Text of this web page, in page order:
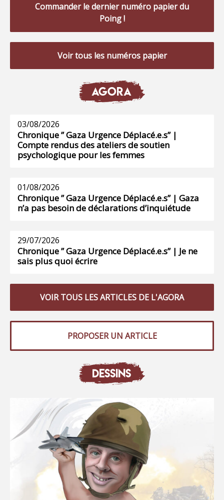
Commander le dernier numéro papier du
Poing !
Voir tous les numéros papier
AGORA
03/08/2026
Chronique ” Gaza Urgence Déplacé.e.s” |
Compte rendus des ateliers de soutien
psychologique pour les femmes
01/08/2026
Chronique ” Gaza Urgence Déplacé.e.s” | Gaza
n’a pas besoin de déclarations d’inquiétude
29/07/2026
Chronique ” Gaza Urgence Déplacé.e.s” | Je ne
sais plus quoi écrire
VOIR TOUS LES ARTICLES DE L'AGORA
PROPOSER UN ARTICLE
DESSINS